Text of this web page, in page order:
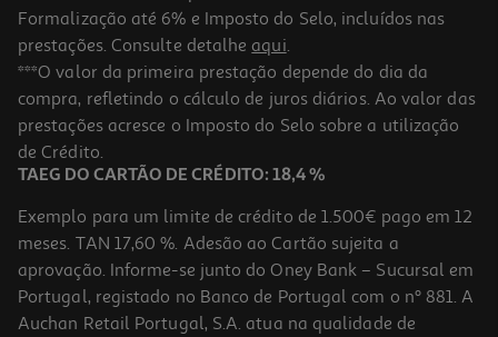
3.6
Adaptador Capsulas Café Qilive 600146056 Compatível
Nespresso
5.99 €/un
5,99 €
Formalização até 6% e Imposto do Selo, incluídos nas
prestações. Consulte detalhe aqui.
***O valor da primeira prestação depende do dia da
compra, refletindo o cálculo de juros diários. Ao valor das
prestações acresce o Imposto do Selo sobre a utilização
de Crédito.
TAEG DO CARTÃO DE CRÉDITO: 18,4 %
Exemplo para um limite de crédito de 1.500€ pago em 12
meses. TAN 17,60 %. Adesão ao Cartão sujeita a
aprovação. Informe-se junto do Oney Bank – Sucursal em
Portugal, registado no Banco de Portugal com o nº 881. A
Auchan Retail Portugal, S.A. atua na qualidade de